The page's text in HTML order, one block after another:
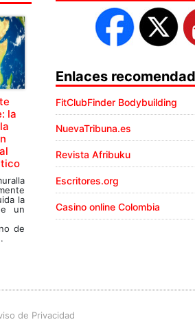
la
la
un
de
Enlaces
FitClubFinder Bodybuilding
NuevaTribuna.es
Revista Afribuku
Escritores.org
Casino online Colombia
de Privacidad